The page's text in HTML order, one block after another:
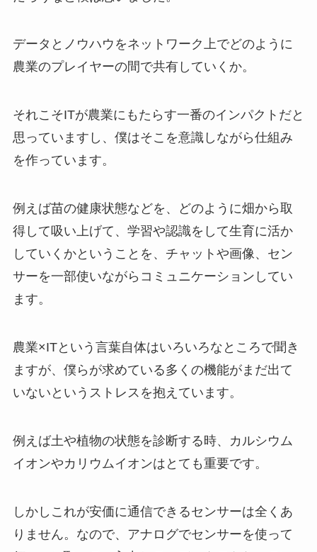
データとノウハウをネットワーク上でどのように
農業のプレイヤーの間で共有していくか。
それこそITが農業にもたらす一番のインパクトだと
思っていますし、僕はそこを意識しながら仕組み
を作っています。
例えば苗の健康状態などを、どのように畑から取
得して吸い上げて、学習や認識をして生育に活か
していくかということを、チャットや画像、セン
サーを一部使いながらコミュニケーションしてい
ます。
農業×ITという言葉自体はいろいろなところで聞き
ますが、僕らが求めている多くの機能がまだ出て
いないというストレスを抱えています。
例えば土や植物の状態を診断する時、カルシウム
イオンやカリウムイオンはとても重要です。
しかしこれが安価に通信できるセンサーは全くあ
りません。なので、アナログでセンサーを使って